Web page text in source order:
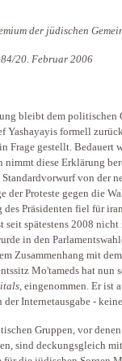
der jüdischen
20. Februar 2006
bleibt dem politischen
Yashayayis formell
Frage gestellt.
nimmt diese Erklärung
von der
der Proteste gegen die
des Präsidenten fiel für
seit spätestens 2008
in den
Zusammenhang mit
Mo'tameds hat nun
eingenommen. Er ist
der Internetausgabe -
Gruppen, vor
sind deckungsgleich